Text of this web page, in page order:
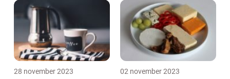
28 november 2023 02 november 2023